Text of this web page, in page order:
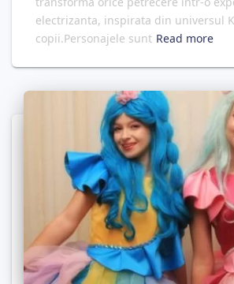
electrizanta, inspirata din universul
copii.Personajele sunt Read more